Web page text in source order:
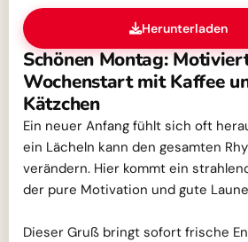
Herunterladen
Schönen Montag:
Wochenstart mit Kaffee
Kätzchen
Ein neuer Anfang fühlt sich oft
ein Lächeln kann den gesamten
verändern. Hier kommt ein
der pure Motivation und gute
Dieser Gruß bringt sofort frische